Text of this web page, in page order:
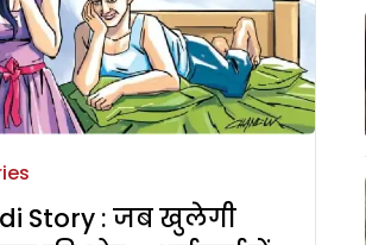
Story : जब खुलेगी